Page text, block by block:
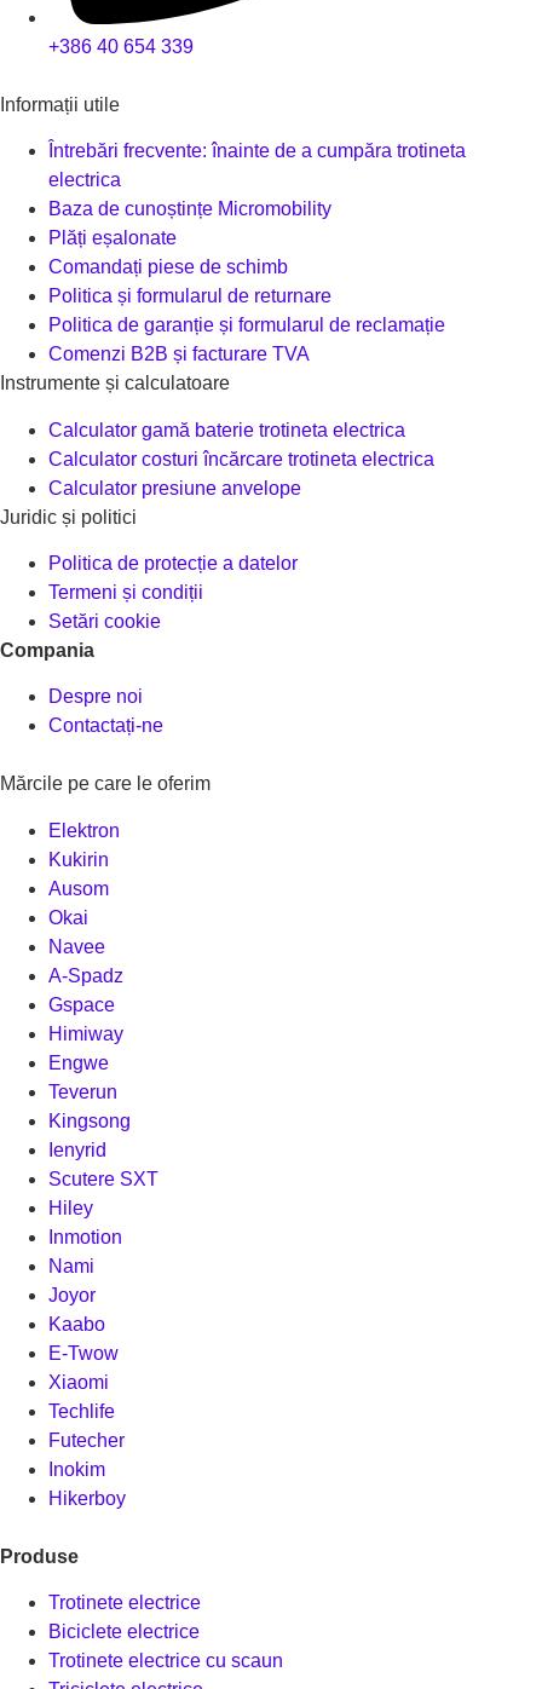
+386 40 654 339
Informații utile
Întrebări frecvente: înainte de a cumpăra trotineta
electrica
Baza de cunoștințe Micromobility
Plăți eșalonate
Comandați piese de schimb
Politica și formularul de returnare
Politica de garanție și formularul de reclamație
Comenzi B2B și facturare TVA
Instrumente și calculatoare
Calculator gamă baterie trotineta electrica
Calculator costuri încărcare trotineta electrica
Calculator presiune anvelope
Juridic și politici
Politica de protecție a datelor
Termeni și condiții
Setări cookie
Compania
Despre noi
Contactați-ne
Mărcile pe care le oferim
Elektron
Kukirin
Ausom
Okai
Navee
A-Spadz
Gspace
Himiway
Engwe
Teverun
Kingsong
Ienyrid
Scutere SXT
Hiley
Inmotion
Nami
Joyor
Kaabo
E-Twow
Xiaomi
Techlife
Futecher
Inokim
Hikerboy
Produse
Trotinete electrice
Biciclete electrice
Trotinete electrice cu scaun